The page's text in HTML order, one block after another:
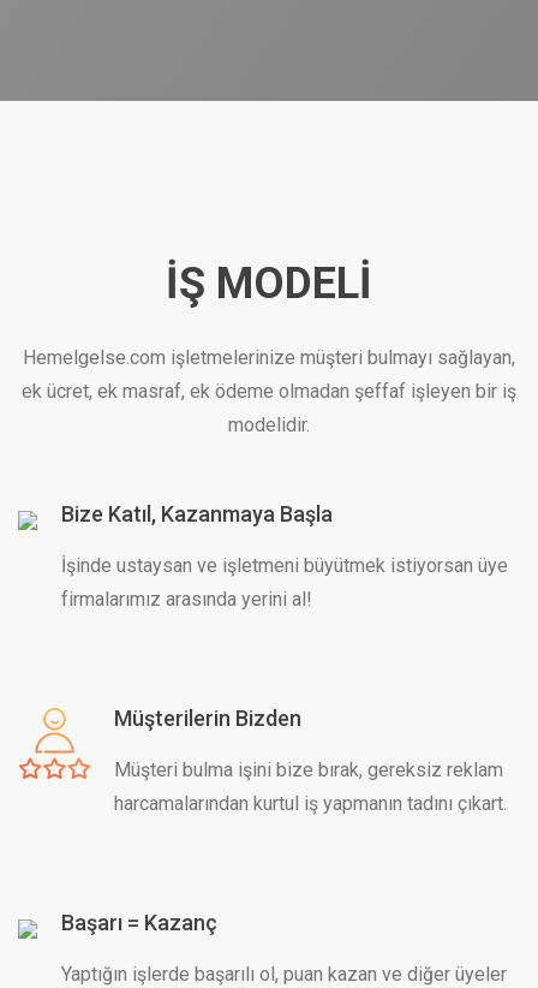
İŞ MODELI
Hemelgelse.com işletmelerinize müşteri bulmayı sağlayan,
ek ücret, ek masraf, ek ödeme olmadan şeffaf işleyen bir iş
modelidir.
Bize Katıl, Kazanmaya Başla
İşinde ustaysan ve işletmeni büyütmek istiyorsan üye
firmalarımız arasında yerini al!
Müşterilerin Bizden
Müşteri bulma işini bize bırak, gereksiz reklam
harcamalarından kurtul iş yapmanın tadını çıkart.
Başarı = Kazanç
Yaptığın işlerde başarılı ol, puan kazan ve diğer üyeler